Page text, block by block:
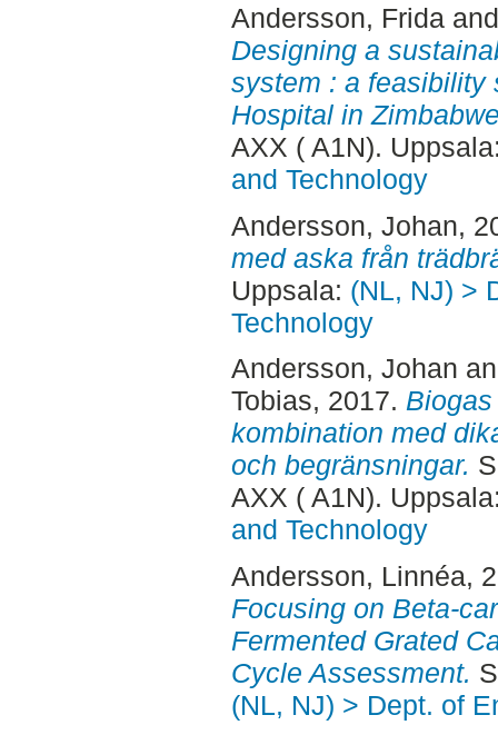
Andersson, Frida
Designing a
system : a feasibility
Hospital in
AXX ( A1N).
and Technology
Andersson, Johan,
med aska från
Uppsala: (NL, NJ) >
Technology
Andersson, Johan
Tobias, 2017.
kombination med
och begränsningar.
AXX ( A1N).
and Technology
Andersson, Linnéa,
Focusing on Beta-
Fermented Grated
Cycle Assessment.
(NL, NJ) > Dept. of